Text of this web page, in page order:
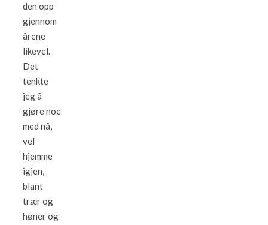
den opp
gjennom
årene
likevel.
Det
tenkte
jeg å
gjøre noe
med nå,
vel
hjemme
igjen,
blant
trær og
høner og